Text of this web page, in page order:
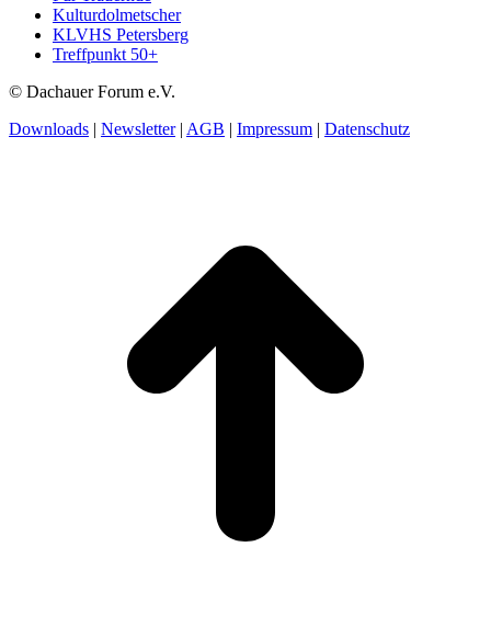
Kulturdolmetscher
KLVHS Petersberg
Treffpunkt 50+
© Dachauer Forum e.V.
Downloads | Newsletter| AGB | Impressum | Datenschutz